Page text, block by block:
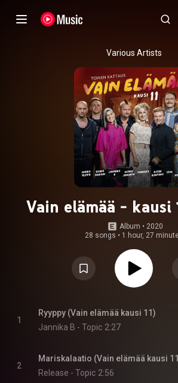
Various Artists
Vain elämää - kausi
kattaus
Album • 2020
28 songs • 1 hour, 27
1
Ryyppy (Vain elämää kausi 11)
Jannika B - Topic 2:27
2
Mariskalaatio (Vain elämää kausi
Release - Topic 2:56